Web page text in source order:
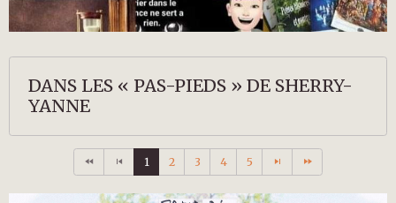
DANS LES « PAS-PIEDS » DE SHERRY-
YANNE
1 2 3 4 5